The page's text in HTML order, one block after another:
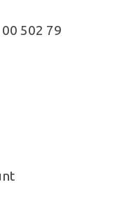
502 79